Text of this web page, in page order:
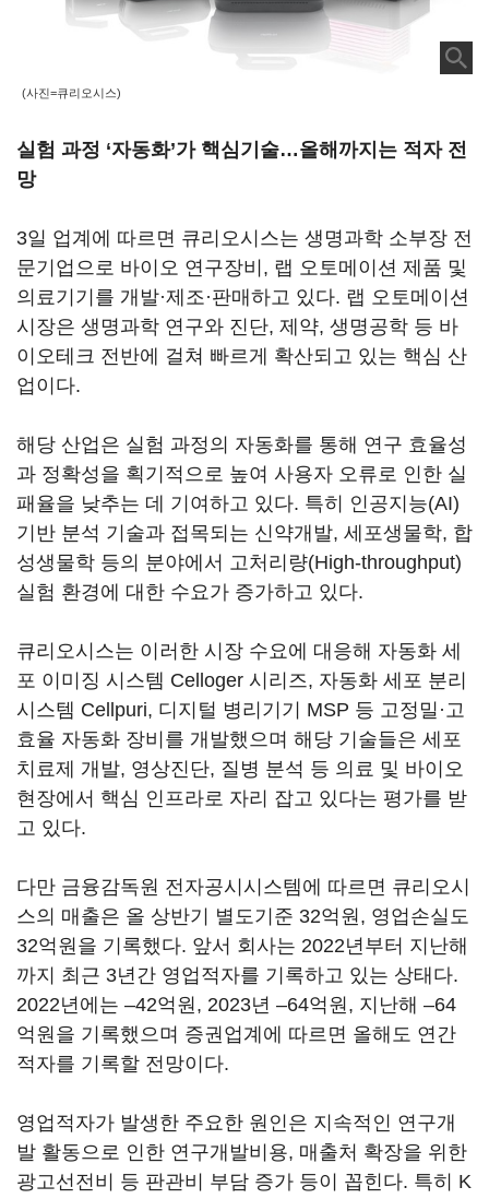
(사진=큐리오시스)
실험 과정 ‘자동화’가 핵심기술…올해까지는 적자 전
망
3일 업계에 따르면 큐리오시스는 생명과학 소부장 전
문기업으로 바이오 연구장비, 랩 오토메이션 제품 및
의료기기를 개발·제조·판매하고 있다. 랩 오토메이션
시장은 생명과학 연구와 진단, 제약, 생명공학 등 바
이오테크 전반에 걸쳐 빠르게 확산되고 있는 핵심 산
업이다.
해당 산업은 실험 과정의 자동화를 통해 연구 효율성
과 정확성을 획기적으로 높여 사용자 오류로 인한 실
패율을 낮추는 데 기여하고 있다. 특히 인공지능(AI)
기반 분석 기술과 접목되는 신약개발, 세포생물학, 합
성생물학 등의 분야에서 고처리량(High-throughput)
실험 환경에 대한 수요가 증가하고 있다.
큐리오시스는 이러한 시장 수요에 대응해 자동화 세
포 이미징 시스템 Celloger 시리즈, 자동화 세포 분리
시스템 Cellpuri, 디지털 병리기기 MSP 등 고정밀·고
효율 자동화 장비를 개발했으며 해당 기술들은 세포
치료제 개발, 영상진단, 질병 분석 등 의료 및 바이오
현장에서 핵심 인프라로 자리 잡고 있다는 평가를 받
고 있다.
다만 금융감독원 전자공시시스템에 따르면 큐리오시
스의 매출은 올 상반기 별도기준 32억원, 영업손실도
32억원을 기록했다. 앞서 회사는 2022년부터 지난해
까지 최근 3년간 영업적자를 기록하고 있는 상태다.
2022년에는 –42억원, 2023년 –64억원, 지난해 –64
억원을 기록했으며 증권업계에 따르면 올해도 연간
적자를 기록할 전망이다.
영업적자가 발생한 주요한 원인은 지속적인 연구개
발 활동으로 인한 연구개발비용, 매출처 확장을 위한
광고선전비 등 판관비 부담 증가 등이 꼽힌다. 특히 K